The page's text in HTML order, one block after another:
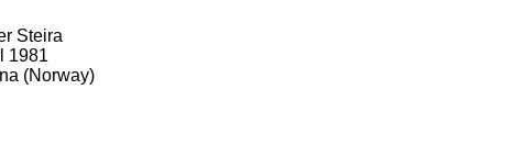
Steira
1981
(Norway)